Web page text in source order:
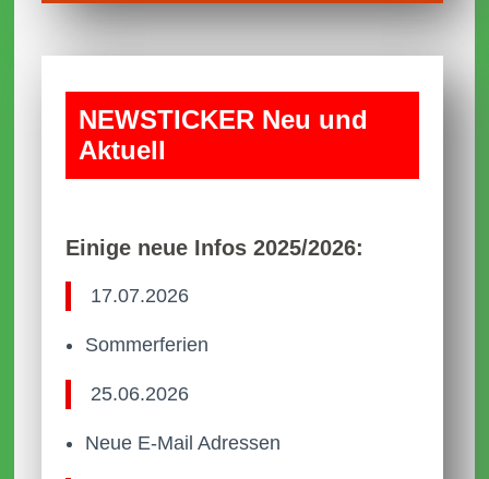
NEWS­TICKER Neu und
Aktuell
Einige neue Infos 2025/2026:
17.07.2026
Sommerferien
25.06.2026
Neue E-Mail Adressen